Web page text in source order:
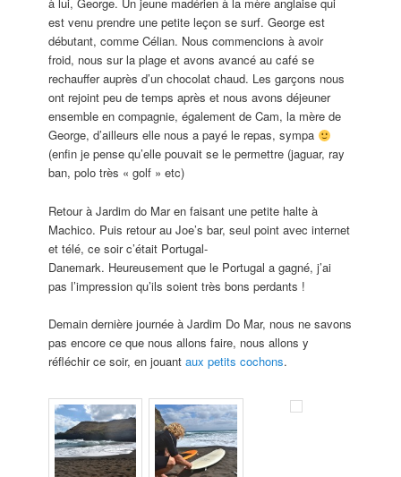
à lui, George. Un jeune madérien à la mère anglaise qui
est venu prendre une petite leçon se surf. George est
débutant, comme Célian. Nous commencions à avoir
froid, nous sur la plage et avons avancé au café se
rechauffer auprès d’un chocolat chaud. Les garçons nous
ont rejoint peu de temps après et nous avons déjeuner
ensemble en compagnie, également de Cam, la mère de
George, d’ailleurs elle nous a payé le repas, sympa
(enfin je pense qu’elle pouvait se le permettre (jaguar, ray
ban, polo très « golf » etc)
Retour à Jardim do Mar en faisant une petite halte à
Machico. Puis retour au Joe’s bar, seul point avec internet
et télé, ce soir c’était Portugal-
Danemark. Heureusement que le Portugal a gagné, j’ai
pas l’impression qu’ils soient très bons perdants !
Demain dernière journée à Jardim Do Mar, nous ne savons
pas encore ce que nous allons faire, nous allons y
réfléchir ce soir, en jouantaux petits cochons.